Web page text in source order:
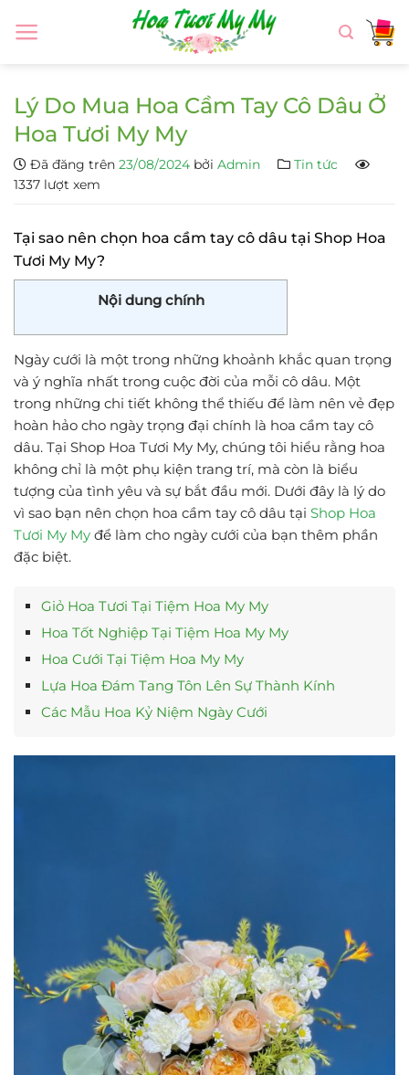
đến
Lý Do Mua Hoa Cầm Tay Cô Dâu Ở
Hoa Tươi My My
Đã đăng trên 23/08/2024 bởi Admin
Tin tức
1337 lượt xem
Tại sao nên chọn hoa cầm tay cô dâu tại Shop Hoa
Tươi My My?
Nội dung chính
Ngày cưới là một trong những khoảnh khắc quan trọng
và ý nghĩa nhất trong cuộc đời của mỗi cô dâu. Một
trong những chi tiết không thể thiếu để làm nên vẻ đẹp
hoàn hảo cho ngày trọng đại chính là hoa cầm tay cô
dâu. Tại Shop Hoa Tươi My My, chúng tôi hiểu rằng hoa
không chỉ là một phụ kiện trang trí, mà còn là biểu
tượng của tình yêu và sự bắt đầu mới. Dưới đây là lý do
vì sao bạn nên chọn hoa cầm tay cô dâu tại Shop Hoa
Tươi My My để làm cho ngày cưới của bạn thêm phần
đặc biệt.
Giỏ Hoa Tươi Tại Tiệm Hoa My My
Hoa Tốt Nghiệp Tại Tiệm Hoa My My
Hoa Cưới Tại Tiệm Hoa My My
Lựa Hoa Đám Tang Tôn Lên Sự Thành Kính
Các Mẫu Hoa Kỷ Niệm Ngày Cưới